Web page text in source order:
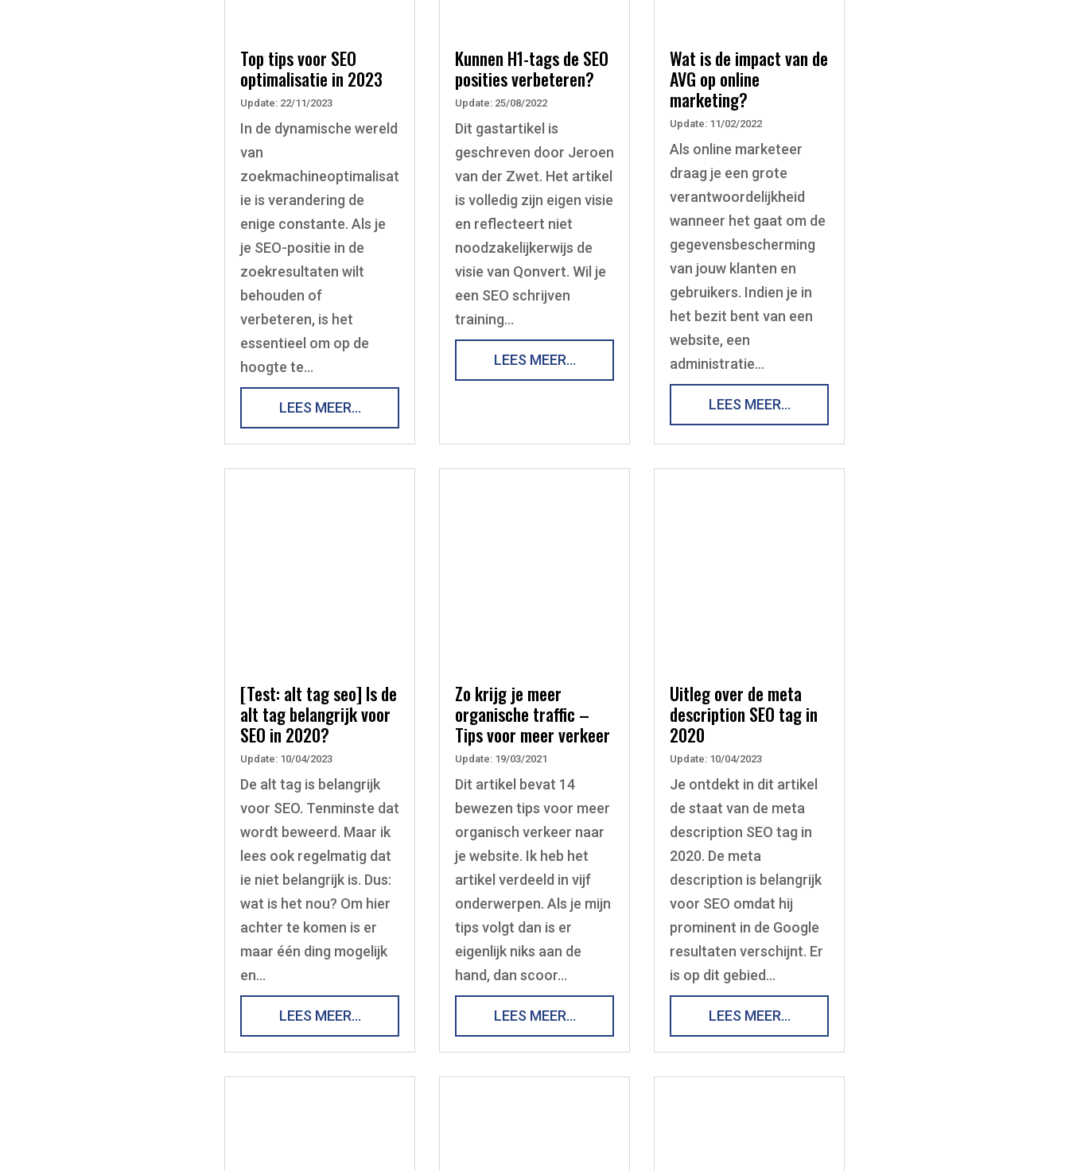
Top tips voor SEO
optimalisatie in 2023
Update: 22/11/2023
In de dynamische wereld
van
zoekmachineoptimalisat
ie is verandering de
enige constante. Als je
je SEO-positie in de
zoekresultaten wilt
behouden of
verbeteren, is het
essentieel om op de
hoogte te…
LEES MEER…
Kunnen H1-tags de SEO
posities verbeteren?
Update: 25/08/2022
Dit gastartikel is
geschreven door Jeroen
van der Zwet. Het artikel
is volledig zijn eigen visie
en reflecteert niet
noodzakelijkerwijs de
visie van Qonvert. Wil je
een SEO schrijven
training…
LEES MEER…
Wat is de impact van de
AVG op online
marketing?
Update: 11/02/2022
Als online marketeer
draag je een grote
verantwoordelijkheid
wanneer het gaat om de
gegevensbescherming
van jouw klanten en
gebruikers. Indien je in
het bezit bent van een
website, een
administratie…
LEES MEER…
[Test: alt tag seo] Is de
alt tag belangrijk voor
SEO in 2020?
Update: 10/04/2023
De alt tag is belangrijk
voor SEO. Tenminste dat
wordt beweerd. Maar ik
lees ook regelmatig dat
ie niet belangrijk is. Dus:
wat is het nou? Om hier
achter te komen is er
maar één ding mogelijk
en…
LEES MEER…
Zo krijg je meer
organische traffic –
Tips voor meer verkeer
Update: 19/03/2021
Dit artikel bevat 14
bewezen tips voor meer
organisch verkeer naar
je website. Ik heb het
artikel verdeeld in vijf
onderwerpen. Als je mijn
tips volgt dan is er
eigenlijk niks aan de
hand, dan scoor…
LEES MEER…
Uitleg over de meta
description SEO tag in
2020
Update: 10/04/2023
Je ontdekt in dit artikel
de staat van de meta
description SEO tag in
2020. De meta
description is belangrijk
voor SEO omdat hij
prominent in de Google
resultaten verschijnt. Er
is op dit gebied…
LEES MEER…